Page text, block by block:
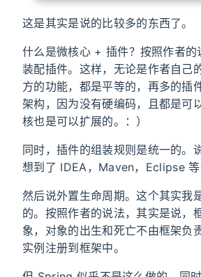
这是其实是说的比较多的东西了。
什么是微核心 + 插件？按照作者的
装配插件。这样，无论是作者自己
方的功能，都是平等的，再多的插
架构，因为没有硬编码，且都是可
核也是可以扩展的。：）
同时，插件的组装规则是统一的。
想到了 IDEA，Maven，Eclipse 等
然后说外置生命周期。这个其实我
的。按照作者的说法，其实是说，
象，对象的出生和死亡不由框架负
实例注册到框架中。